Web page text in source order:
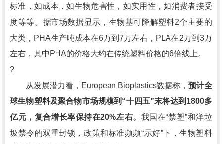
标准，如成本，如生物危害性，如实用性，如消费者接受
度等等。据市场数据显示，生物基可降解塑料2个主要的
大类，PHA生产吨成本在6万到7万左右，PLA在2万到3万
左右，其中PHA的价格大约在传统塑料价格的6倍线上。
?
从发展潜力看，European Bioplastics数据称， 预计全
球生物塑料及聚合物市场规模到“十四五”末将达到1800多
亿元，复合增长率保持在20%左右。 我国在“禁塑”和洋垃
圾禁令的双重封锁，政策和标准频频“示好”下，生物塑料